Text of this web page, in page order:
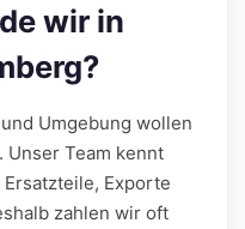
wir in
Umgebung wollen
Unser Team kennt
Exporte
zahlen wir oft